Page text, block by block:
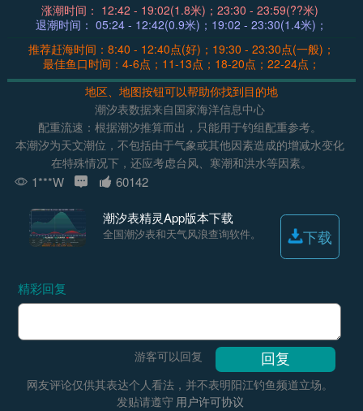
涨潮时间： 12:42 - 19:02(1.8米)；23:30 - 23:59(??米)
退潮时间： 05:24 - 12:42(0.9米)；19:02 - 23:30(1.4米)；
推荐赶海时间：8:40 - 12:40点(好)；19:30 - 23:30点(一般)；
最佳鱼口时间：4-6点；11-13点；18-20点；22-24点；
地区、地图按钮可以帮助你找到目的地
潮汐表数据来自国家海洋信息中心
配重流速：根据潮汐推算而出，只能用于钓组配重参考。
本潮汐为天文潮位，不包括由于气象或其他因素造成的增减水变化
在特殊情况下，还应考虑台风、寒潮和洪水等因素。
1***W 60142
潮汐表精灵App版本下载
全国潮汐表和天气风浪查询软件。 下载
精彩回复
游客可以回复
网友评论仅供其表达个人看法，并不表明阳江钓鱼频道立场。
发贴请遵守 用户许可协议